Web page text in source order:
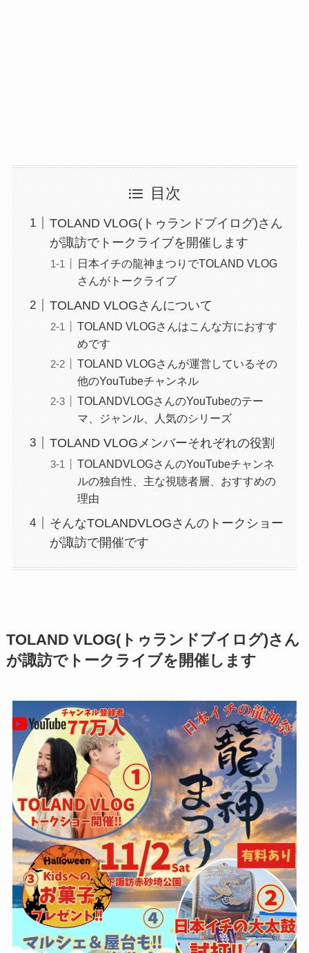
目次
TOLAND VLOG(トゥランドブイログ)さん
が諏訪でトークライブを開催します
日本イチの龍神まつりでTOLAND VLOG
さんがトークライブ
TOLAND VLOGさんについて
TOLAND VLOGさんはこんな方におすす
めです
TOLAND VLOGさんが運営しているその
他のYouTubeチャンネル
TOLANDVLOGさんのYouTubeのテー
マ、ジャンル、人気のシリーズ
TOLAND VLOGメンバーそれぞれの役割
TOLANDVLOGさんのYouTubeチャンネ
ルの独自性、主な視聴者層、おすすめの
理由
そんなTOLANDVLOGさんのトークショー
が諏訪で開催です
TOLAND VLOG(トゥランドブイログ)さん
が諏訪でトークライブを開催します